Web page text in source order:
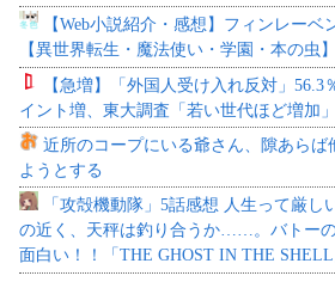
【Web小説紹介・感想】フィンレー
【異世界転生・魔法使い・学園・本の虫】
【急増】「外国人受け入れ反対」
イント増、東大調査「若い世代ほど増加」
近所のコープにいる爺さん、隙あら
ようとする
「攻殻機動隊」5話感想 人生って厳し
の近く、天秤は釣り合うか……。バトー
面白い！！「THE GHOST IN THE SHELL